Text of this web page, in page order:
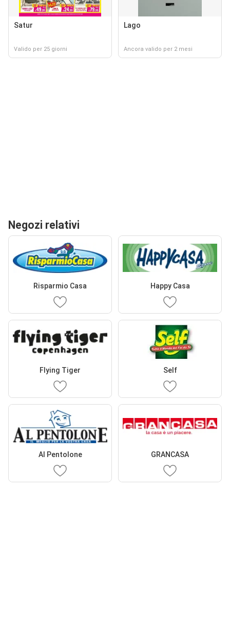
Satur
Valido per 25 giorni
Lago
Ancora valido per 2 mesi
Negozi relativi
Risparmio Casa Happy Casa
Flying Tiger Self
Al Pentolone GRANCASA